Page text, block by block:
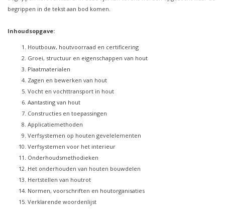
begrippen in de tekst aan bod komen.
Inhoudsopgave:
Houtbouw, houtvoorraad en certificering
Groei, structuur en eigenschappen van hout
Plaatmaterialen
Zagen en bewerken van hout
Vocht en vochttransport in hout
Aantasting van hout
Constructies en toepassingen
Applicatiemethoden
Verfsystemen op houten gevelelementen
Verfsystemen voor het interieur
Onderhoudsmethodieken
Het onderhouden van houten bouwdelen
Hertstellen van houtrot
Normen, voorschriften en houtorganisaties
Verklarende woordenlijst